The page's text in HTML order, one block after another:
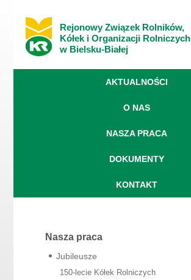
Rejonowy Związek Rolników,
Kółek i Organizacji Rolniczych
w Bielsku-Białej
AKTUALNOŚCI
O NAS
NASZA PRACA
DOKUMENTY
KONTAKT
Nasza praca
Jubileusze
150-lecie Kółek Rolniczych